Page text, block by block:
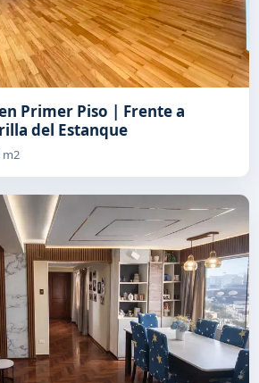
Primer Piso | Frente a
del Estanque
m2